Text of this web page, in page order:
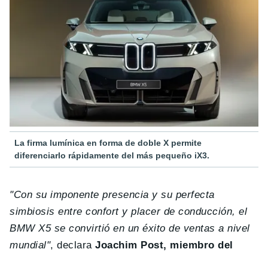
La firma lumínica en forma de doble X permite
diferenciarlo rápidamente del más pequeño iX3.
"Con su imponente presencia y su perfecta
simbiosis entre confort y placer de conducción, el
BMW X5 se convirtió en un éxito de ventas a nivel
mundial", declaraJoachim Post, miembro del